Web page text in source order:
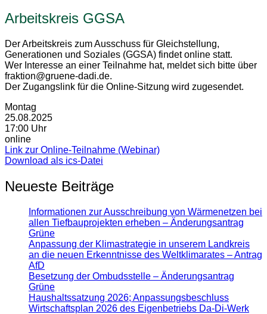
Arbeitskreis GGSA
Der Arbeitskreis zum Ausschuss für Gleichstellung,
Generationen und Soziales (GGSA) findet online statt.
Wer Interesse an einer Teilnahme hat, meldet sich bitte über
fraktion@gruene-dadi.de.
Der Zugangslink für die Online-Sitzung wird zugesendet.
Montag
25.08.2025
17:00 Uhr
online
Link zur Online-Teilnahme (Webinar)
Download als ics-Datei
Neueste Beiträge
Informationen zur Ausschreibung von Wärmenetzen bei
allen Tiefbauprojekten erheben – Änderungsantrag
Grüne
Anpassung der Klimastrategie in unserem Landkreis
an die neuen Erkenntnisse des Weltklimarates – Antrag
AfD
Besetzung der Ombudsstelle – Änderungsantrag
Grüne
Haushaltssatzung 2026; Anpassungsbeschluss
Wirtschaftsplan 2026 des Eigenbetriebs Da-Di-Werk